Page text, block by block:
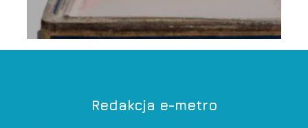
Redakcja e-metro